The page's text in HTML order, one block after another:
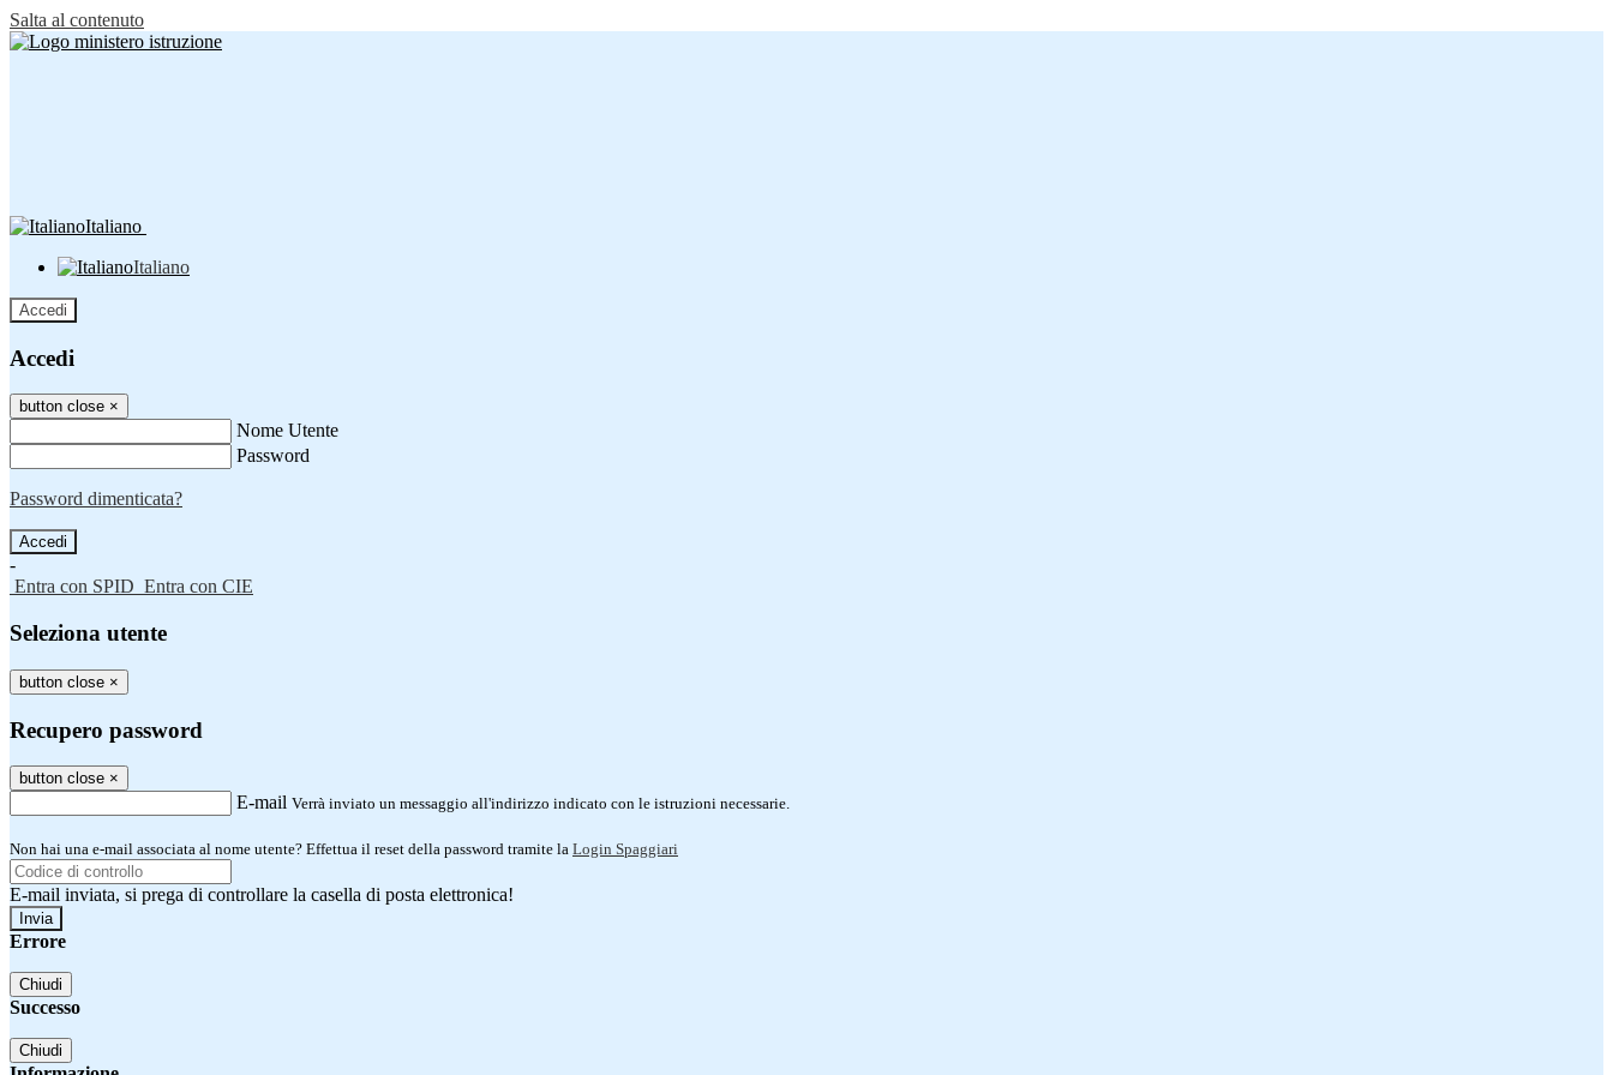
Salta al contenuto
Italiano
Italiano
Accedi
Accedi
button close ×
Nome Utente
Password
Password dimenticata?
-
Entra con SPID Entra con CIE
Seleziona utente
button close ×
Recupero password
button close ×
E-mail Verrà inviato un messaggio all'indirizzo indicato con le istruzioni necessarie.
Non hai una e-mail associata al nome utente? Effettua il reset della password tramite la Login Spaggiari
E-mail inviata, si prega di controllare la casella di posta elettronica!
Errore
Chiudi
Successo
Chiudi